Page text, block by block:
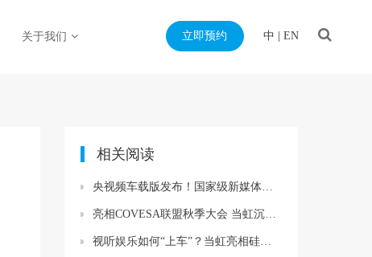
关于我们 立即预约 中 EN
相关阅读
央视频车载版发布！国家级新媒体平台携手当虹科技与车企打造智能出行新体验
亮相COVESA联盟秋季大会 当虹沉浸式智能座舱海外首秀
视听娱乐如何“上车”？当虹亮相硅谷汽车技术委员会论坛